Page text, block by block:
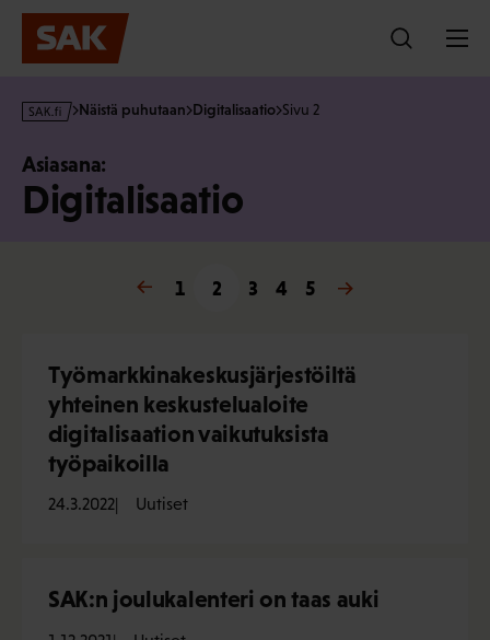
Hyppää
sisältöön
s
k
·
Näistä puhutaan Digitalisaatio Sivu 2
Asiasana:
Digitalisaatio
« Edellinen
1 2 3 4 5
Seuraava »
Työmarkkinakeskusjärjestöiltä
yhteinen keskustelualoite
digitalisaation vaikutuksista
työpaikoilla
24.3.2022 Uutiset
SAK:n joulukalenteri on taas auki